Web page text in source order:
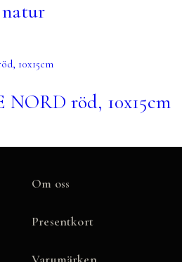
natur
NORD röd, 10x15cm
Om oss
Presentkort